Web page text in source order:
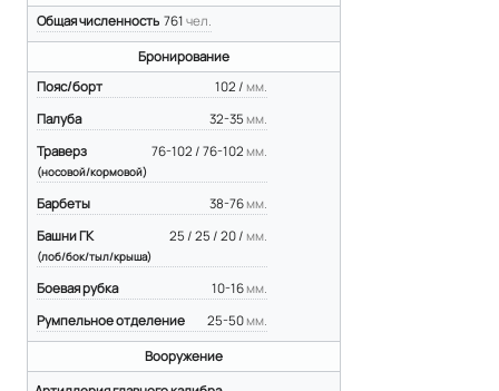
761 чел.
Общая численность
Бронирование
102 / мм.
Пояс/борт
32-35 мм.
Палуба
76-102 / 76-102 мм.
Траверз
(носовой/кормовой)
38-76 мм.
Барбеты
25 / 25 / 20 / мм.
Башни ГК
(лоб/бок/тыл/крыша)
10-16 мм.
Боевая рубка
25-50 мм.
Румпельное отделение
Вооружение